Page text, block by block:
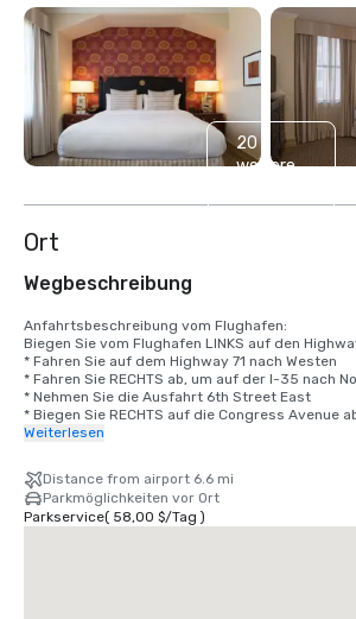
20
weitere
Ort
Wegbeschreibung
Anfahrtsbeschreibung vom Flughafen:
Biegen Sie vom Flughafen LINKS auf den
* Fahren Sie auf dem Highway 71 nach Westen
* Fahren Sie RECHTS ab, um auf der I-35 nach
* Nehmen Sie die Ausfahrt 6th Street East
* Biegen Sie RECHTS auf die Congress Avenue
* Biegen Sie an der 7th Street RECHTS zum Hotel
Weiterlesen
Distance from airport 6.6 mi
Parkmöglichkeiten vor Ort
Parkservice( 58,00 $/Tag )